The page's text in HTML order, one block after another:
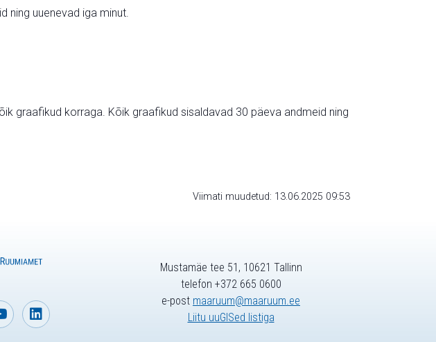
ning uuenevad iga minut.
graafikud korraga. Kõik graafikud sisaldavad 30 päeva andmeid ning
Viimati muudetud: 13.06.2025 09:53
Mustamäe tee 51, 10621 Tallinn
telefon +372 665 0600
e-post maaruum@maaruum.ee
Liitu uuGISed listiga